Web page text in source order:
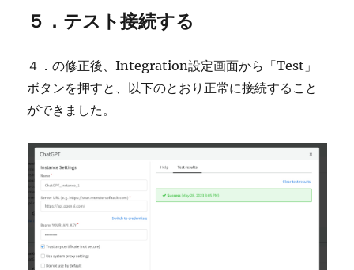
５．テスト接続する
４．の修正後、Integration設定画面から「Test」
ボタンを押すと、以下のとおり正常に接続すること
ができました。